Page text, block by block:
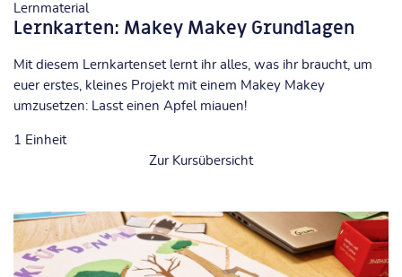
Lernmaterial
Lernkarten: Makey Makey Grundlagen
Mit diesem Lernkartenset lernt ihr alles, was ihr braucht, um
euer erstes, kleines Projekt mit einem Makey Makey
umzusetzen: Lasst einen Apfel miauen!
1
Einheit
Zur Kursübersicht